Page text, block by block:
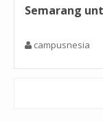
Semarang
campusnesia